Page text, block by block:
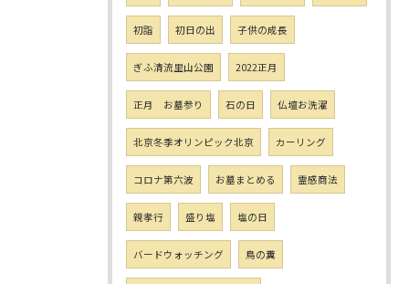
初詣 初日の出 子供の成長
ぎふ清流里山公園 2022正月
正月 お墓参り 石の日 仏壇お洗濯
北京冬季オリンピック北京 カーリング
コロナ第六波 お墓まとめる 霊感商法
親孝行 盛り塩 塩の日
バードウォッチング 鳥の糞